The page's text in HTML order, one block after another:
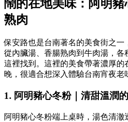
鬧的在地美味：阿明
熟肉
保安路也是台南著名的美食街之一
從內臟湯、香腸熟肉到牛肉湯，各
這裡找到。這裡的美食帶著濃厚的
晚，很適合想深入體驗台南宵夜老
1. 阿明豬心冬粉｜清甜溫潤
阿明豬心冬粉端上桌時，湯色清